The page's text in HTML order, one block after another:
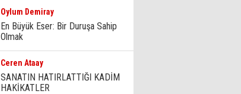
Oylum Demiray
En Büyük Eser: Bir Duruşa Sahip
Olmak
Ceren Ataay
SANATIN HATIRLATTIĞI KADİM
HAKİKATLER